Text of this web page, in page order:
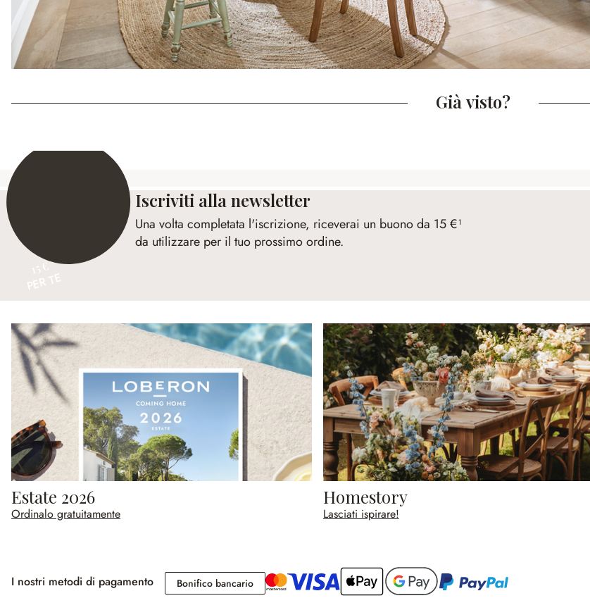
Già visto?
15 €
Iscriviti alla newsletter
Una volta completata l'iscrizione, riceverai un buono da 15 €¹
da utilizzare per il tuo prossimo ordine.
Estate 2026
Ordinalo gratuitamente
Homestory
Lasciati ispirare!
I nostri metodi di pagamento Bonifico bancarioBonifico bancario